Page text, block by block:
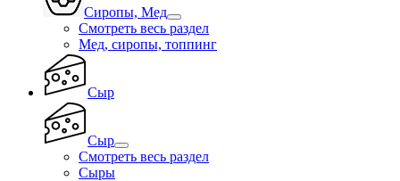
Сиропы, Мед
Смотреть весь раздел
Мед, сиропы, топпинг
Сыр
Сыр
Смотреть весь раздел
Сыры